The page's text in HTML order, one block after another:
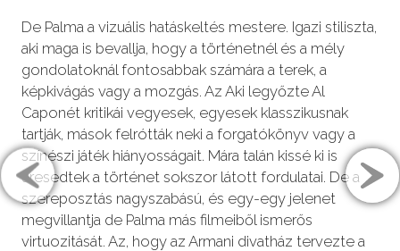
De Palma a vizuális hatáskeltés mestere. Igazi stiliszta,
aki maga is bevallja, hogy a történetnél és a mély
gondolatoknál fontosabbak számára a terek, a
képkivágás vagy a mozgás. Az Aki legyőzte Al
Caponét kritikái vegyesek, egyesek klasszikusnak
tartják, mások felrótták neki a forgatókönyv vagy a
színészi játék hiányosságait. Mára talán kissé ki is
üresedtek a történet sokszor látott fordulatai. De a
szereposztás nagyszabású, és egy-egy jelenet
megvillantja de Palma más filmeiből ismerős
virtuozitását. Az, hogy az Armani divatház tervezte a